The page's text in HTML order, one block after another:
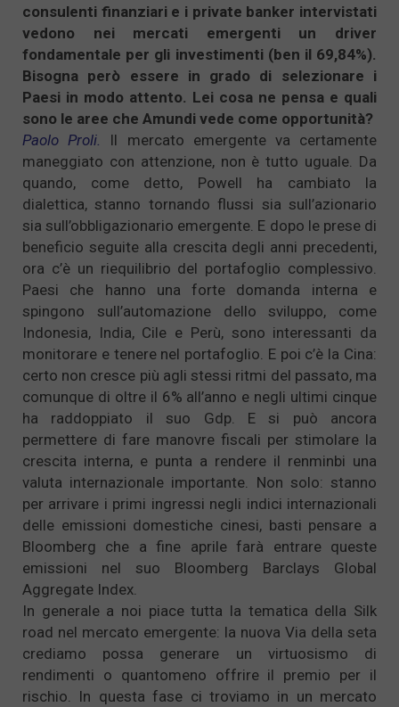
consulenti finanziari e i private banker intervistati
vedono nei mercati emergenti un driver
fondamentale per gli investimenti (ben il 69,84%).
Bisogna però essere in grado di selezionare i
Paesi in modo attento. Lei cosa ne pensa e quali
sono le aree che Amundi vede come opportunità?
Paolo Proli.
Il mercato emergente va certamente
maneggiato con attenzione, non è tutto uguale. Da
quando, come detto, Powell ha cambiato la
dialettica, stanno tornando flussi sia sull’azionario
sia sull’obbligazionario emergente. E dopo le prese di
beneficio seguite alla crescita degli anni precedenti,
ora c’è un riequilibrio del portafoglio complessivo.
Paesi che hanno una forte domanda interna e
spingono sull’automazione dello sviluppo, come
Indonesia, India, Cile e Perù, sono interessanti da
monitorare e tenere nel portafoglio. E poi c’è la Cina:
certo non cresce più agli stessi ritmi del passato, ma
comunque di oltre il 6% all’anno e negli ultimi cinque
ha raddoppiato il suo Gdp. E si può ancora
permettere di fare manovre fiscali per stimolare la
crescita interna, e punta a rendere il renminbi una
valuta internazionale importante. Non solo: stanno
per arrivare i primi ingressi negli indici internazionali
delle emissioni domestiche cinesi, basti pensare a
Bloomberg che a fine aprile farà entrare queste
emissioni nel suo Bloomberg Barclays Global
Aggregate Index.
In generale a noi piace tutta la tematica della Silk
road nel mercato emergente: la nuova Via della seta
crediamo possa generare un virtuosismo di
rendimenti o quantomeno offrire il premio per il
rischio. In questa fase ci troviamo in un mercato